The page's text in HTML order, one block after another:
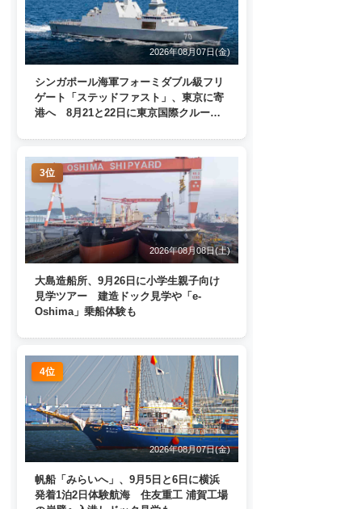
2026年08月07日(金)
シンガポール海軍フォーミダブル級フリ
ゲート「ステッドファスト」、東京に寄
港へ 8月21と22日に東京国際クルーズ
3位
2026年08月08日(土)
大島造船所、9月26日に小学生親子向け
見学ツアー 建造ドック見学や「e-
Oshima」乗船体験も
4位
2026年08月07日(金)
帆船「みらいへ」、9月5日と6日に横浜
発着1泊2日体験航海 住友重工 浦賀工場